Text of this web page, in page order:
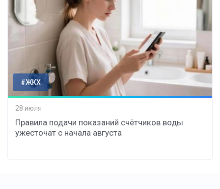
#ЖКХ
28 июля
Правила подачи показаний счётчиков воды
ужесточат с начала августа